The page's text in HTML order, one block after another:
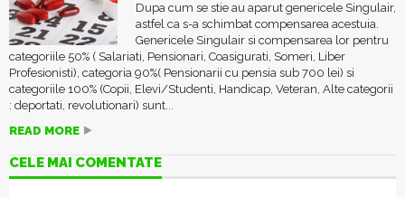
Dupa cum se stie au aparut genericele Singulair,
astfel ca s-a schimbat compensarea acestuia.
Genericele Singulair si compensarea lor pentru
categoriile 50% ( Salariati, Pensionari, Coasigurati, Someri, Liber
Profesionisti), categoria 90%( Pensionarii cu pensia sub 700 lei) si
categoriile 100% (Copii, Elevi/Studenti, Handicap, Veteran, Alte categorii
: deportati, revolutionari) sunt...
READ MORE
CELE MAI COMENTATE